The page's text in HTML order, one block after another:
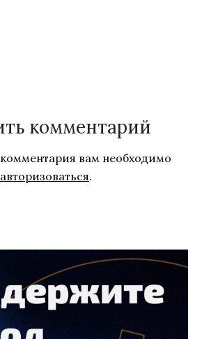
комментарий
вам необходимо
авторизоваться.